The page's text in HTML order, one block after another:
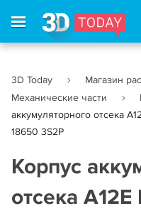
3D Today
Магазин
Механические части
аккумуляторного отсека
18650 3S2P
Корпус
отсека